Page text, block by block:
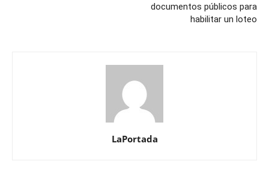
documentos públicos para
habilitar un loteo
LaPortada